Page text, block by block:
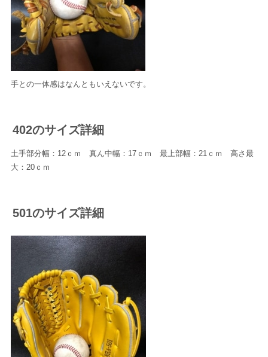
手との一体感はなんともいえないです。
402のサイズ詳細
土手部分幅：12ｃｍ 真ん中幅：17ｃｍ 最上部幅：21ｃｍ 高さ最
大：20ｃｍ
501のサイズ詳細